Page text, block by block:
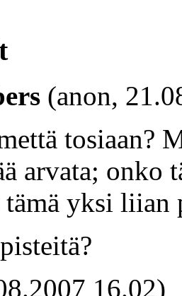
(anon,
tosiaan?
arvata; onko
tämä yksi
16.02)